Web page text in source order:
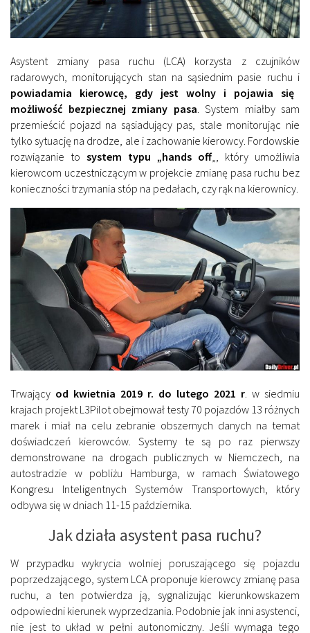
Asystent zmiany pasa ruchu (LCA) korzysta z czujników
radarowych, monitorujących stan na sąsiednim pasie ruchu i
powiadamia kierowcę, gdy jest wolny i pojawia się
możliwość bezpiecznej zmiany pasa. System miałby sam
przemieścić pojazd na sąsiadujący pas, stale monitorując nie
tylko sytuację na drodze, ale i zachowanie kierowcy. Fordowskie
rozwiązanie to system typu „hands off„, który umożliwia
kierowcom uczestniczącym w projekcie zmianę pasa ruchu bez
konieczności trzymania stóp na pedałach, czy rąk na kierownicy.
Trwający od kwietnia 2019 r. do lutego 2021 r. w siedmiu
krajach projekt L3Pilot obejmował testy 70 pojazdów 13 różnych
marek i miał na celu zebranie obszernych danych na temat
doświadczeń kierowców. Systemy te są po raz pierwszy
demonstrowane na drogach publicznych w Niemczech, na
autostradzie w pobliżu Hamburga, w ramach Światowego
Kongresu Inteligentnych Systemów Transportowych, który
odbywa się w dniach 11-15 października.
Jak działa asystent pasa ruchu?
W przypadku wykrycia wolniej poruszającego się pojazdu
poprzedzającego, system LCA proponuje kierowcy zmianę pasa
ruchu, a ten potwierdza ją, sygnalizując kierunkowskazem
odpowiedni kierunek wyprzedzania. Podobnie jak inni asystenci,
nie jest to układ w pełni autonomiczny. Jeśli wymaga tego